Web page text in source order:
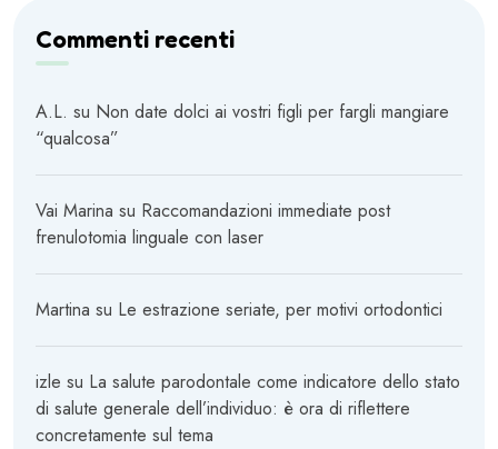
Commenti recenti
A.L. su Non date dolci ai vostri figli per fargli mangiare
“qualcosa”
Vai Marina su Raccomandazioni immediate post
frenulotomia linguale con laser
Martina su Le estrazione seriate, per motivi ortodontici
izle su La salute parodontale come indicatore dello stato
di salute generale dell’individuo: è ora di riflettere
concretamente sul tema